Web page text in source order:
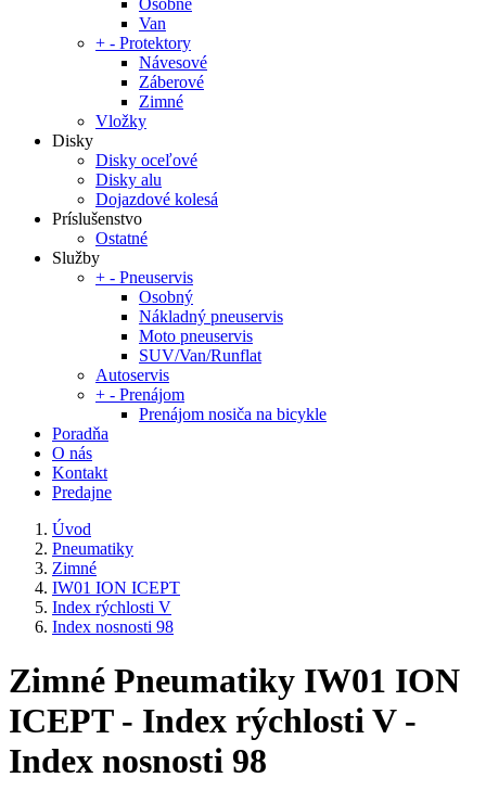
Osobné
Van
+ - Protektory
Návesové
Záberové
Zimné
Vložky
Disky
Disky oceľové
Disky alu
Dojazdové kolesá
Príslušenstvo
Ostatné
Služby
+ - Pneuservis
Osobný
Nákladný pneuservis
Moto pneuservis
SUV/Van/Runflat
Autoservis
+ - Prenájom
Prenájom nosiča na bicykle
Poradňa
O nás
Kontakt
Predajne
Úvod
Pneumatiky
Zimné
IW01 ION ICEPT
Index rýchlosti V
Index nosnosti 98
Zimné Pneumatiky IW01 ION
ICEPT - Index rýchlosti V -
Index nosnosti 98